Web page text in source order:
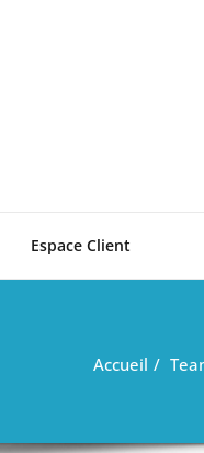
Espace Client
Accueil